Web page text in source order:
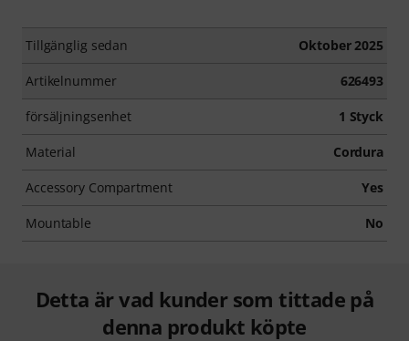
Tillgänglig sedan Oktober 2025
Artikelnummer 626493
försäljningsenhet 1 Styck
Material Cordura
Accessory Compartment Yes
Mountable No
Detta är vad kunder som tittade på
denna produkt köpte